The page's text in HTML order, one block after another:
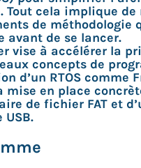
Tout cela implique de
de méthodologie
avant de se lancer.
vise à accélérer la
concepts de
d’un RTOS comme
mise en place
de fichier FAT et
USB.